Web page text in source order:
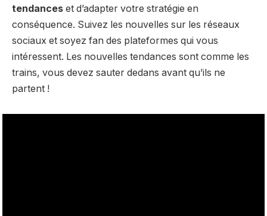
tendances et d’adapter votre stratégie en
conséquence. Suivez les nouvelles sur les réseaux
sociaux et soyez fan des plateformes qui vous
intéressent. Les nouvelles tendances sont comme les
trains, vous devez sauter dedans avant qu’ils ne
partent !